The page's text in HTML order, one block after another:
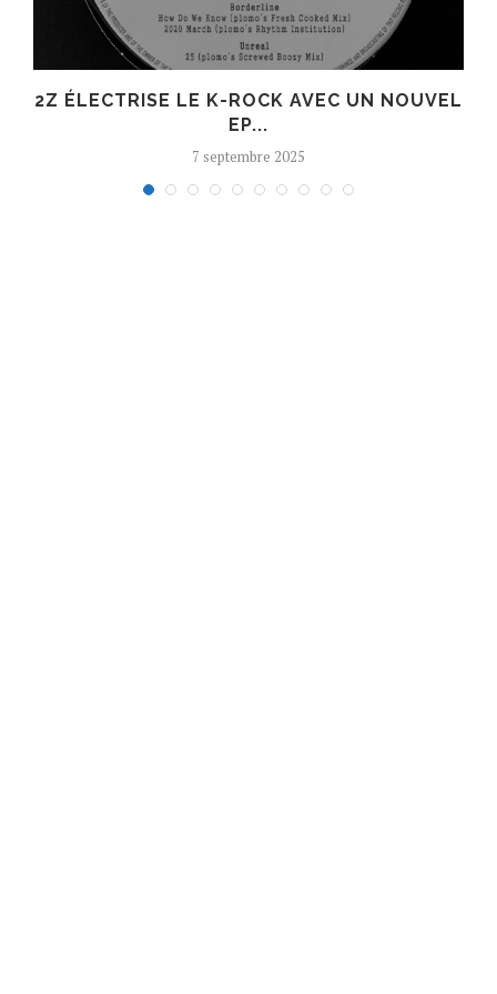
2Z ÉLECTRISE LE K-ROCK AVEC UN NOUVEL
EP...
7 septembre 2025